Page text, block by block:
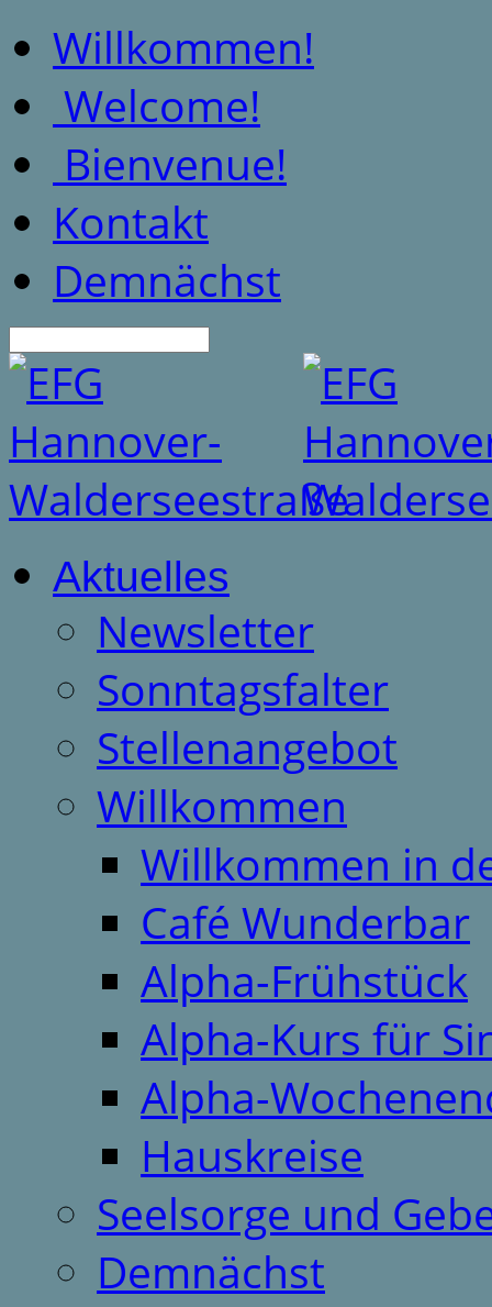
Willkommen!
Welcome!
Bienvenue!
Kontakt
Demnächst
Aktuelles
Newsletter
Sonntagsfalter
Stellenangebot
Willkommen
Willkommen in
Café Wunderbar
Alpha-Frühstück
Alpha-Kurs für
Alpha-
Hauskreise
Seelsorge und
Demnächst